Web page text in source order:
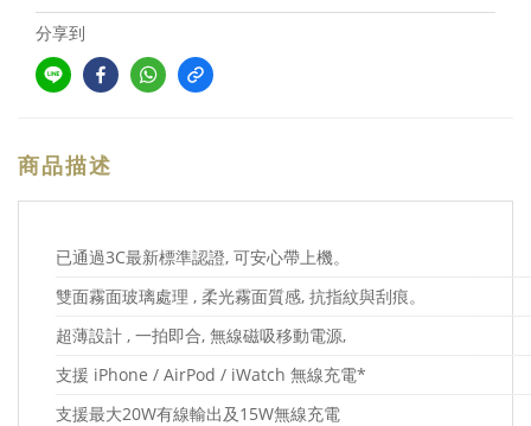
分享到
商品描述
已通過3C最新標準認證, 可安心帶上機。
雙面霧面玻璃處理 , 柔光霧面質感, 抗指紋與刮痕。
超薄設計 , 一拍即合, 無線磁吸移動電源,
支援 iPhone / AirPod / iWatch 無線充電*
支援最大20W有線輸出及15W無線充電